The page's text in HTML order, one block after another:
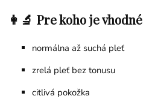
👩‍🔬 Pre koho je vhodné
normálna až suchá pleť
zrelá pleť bez tonusu
citlivá pokožka